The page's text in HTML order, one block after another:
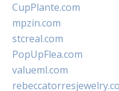
CupPlante.com
mpzin.com
stcreal.com
PopUpFlea.com
valueml.com